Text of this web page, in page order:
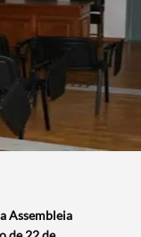
Assembleia